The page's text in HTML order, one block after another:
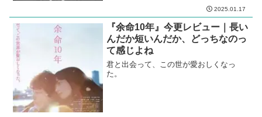
2025.01.17
『余命10年』今更レビュー｜長い
んだか短いんだか、どっちなのっ
て感じよね
君と出会って、この世が愛おしくなっ
た。